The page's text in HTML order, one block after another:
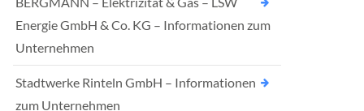
Energie GmbH & Co. KG – Informationen zum
Unternehmen
Stadtwerke Rinteln GmbH – Informationen
zum Unternehmen